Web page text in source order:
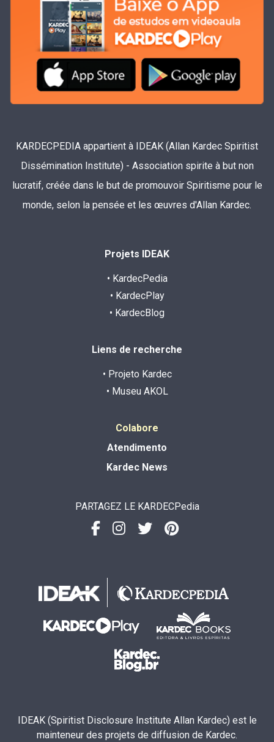
KARDECPEDIA appartient à IDEAK (Allan Kardec Spiritist
Dissémination Institute) - Association spirite à but non
lucratif, créée dans le but de promouvoir Spiritisme pour le
monde, selon la pensée et les œuvres d'Allan Kardec.
Projets IDEAK
• KardecPedia
• KardecPlay
• KardecBlog
Liens de recherche
• Projeto Kardec
• Museu AKOL
Colabore
Atendimento
Kardec News
PARTAGEZ LE KARDECPedia
IDEAK (Spiritist Disclosure Institute Allan Kardec) est le
mainteneur des projets de diffusion de Kardec.